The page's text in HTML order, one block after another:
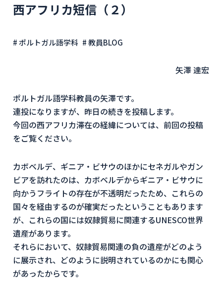
西アフリカ短信（２）
# ポルトガル語学科 # 教員BLOG
矢澤 達宏
ポルトガル語学科教員の矢澤です。
連投になりますが、昨日の続きを投稿します。
今回の西アフリカ滞在の経緯については、前回の投稿
をご覧ください。
カボベルデ、ギニア・ビサウのほかにセネガルやガン
ビアを訪れたのは、カボベルデからギニア・ビサウに
向かうフライトの存在が不透明だったため、これらの
国々を経由するのが確実だったということもあります
が、これらの国には奴隷貿易に関連するUNESCO世界
遺産があります。
それらにおいて、奴隷貿易関連の負の遺産がどのよう
に展示され、どのように説明されているのかにも関心
があったからです。